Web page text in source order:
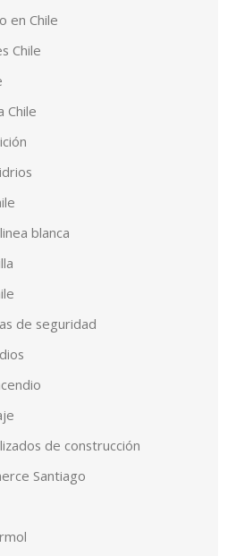
en Chile
Chile
Chile
blanca
de seguridad
de construcción
Santiago